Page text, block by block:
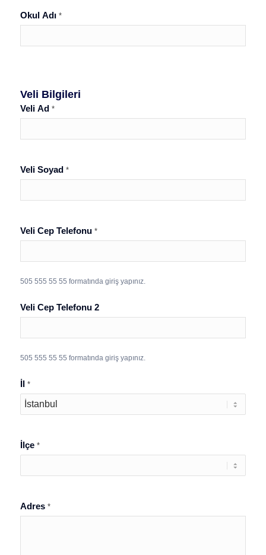
Okul Adı *
Veli Bilgileri
Veli Ad *
Veli Soyad *
Veli Cep Telefonu *
505 555 55 55 formatında giriş yapınız.
Veli Cep Telefonu 2
505 555 55 55 formatında giriş yapınız.
*
İlçe *
Adres *